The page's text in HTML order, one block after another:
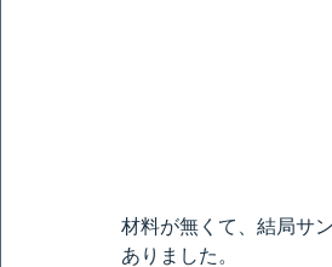
材料が無くて、結局サ
ありました。